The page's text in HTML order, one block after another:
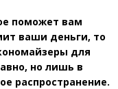
поможет вам
ваши деньги, то
для
но лишь в
распространение.